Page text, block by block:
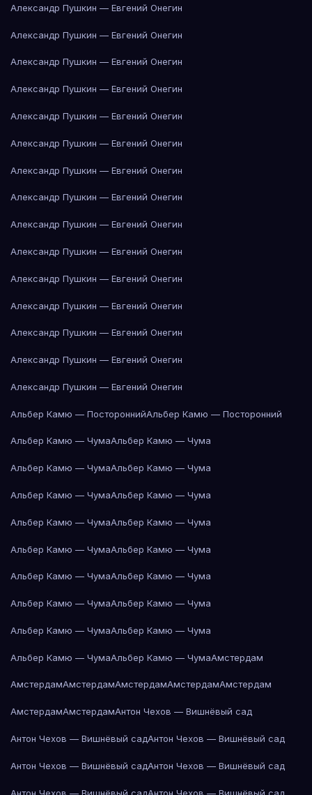
Александр Пушкин — Евгений Онегин
Александр Пушкин — Евгений Онегин
Александр Пушкин — Евгений Онегин
Александр Пушкин — Евгений Онегин
Александр Пушкин — Евгений Онегин
Александр Пушкин — Евгений Онегин
Александр Пушкин — Евгений Онегин
Александр Пушкин — Евгений Онегин
Александр Пушкин — Евгений Онегин
Александр Пушкин — Евгений Онегин
Александр Пушкин — Евгений Онегин
Александр Пушкин — Евгений Онегин
Александр Пушкин — Евгений Онегин
Александр Пушкин — Евгений Онегин
Александр Пушкин — Евгений Онегин
Альбер Камю — ПостороннийАльбер Камю — Посторонний
Альбер Камю — ЧумаАльбер Камю — Чума
Альбер Камю — ЧумаАльбер Камю — Чума
Альбер Камю — ЧумаАльбер Камю — Чума
Альбер Камю — ЧумаАльбер Камю — Чума
Альбер Камю — ЧумаАльбер Камю — Чума
Альбер Камю — ЧумаАльбер Камю — Чума
Альбер Камю — ЧумаАльбер Камю — Чума
Альбер Камю — ЧумаАльбер Камю — Чума
Альбер Камю — ЧумаАльбер Камю — ЧумаАмстердам
АмстердамАмстердамАмстердамАмстердамАмстердам
АмстердамАмстердамАнтон Чехов — Вишнёвый сад
Антон Чехов — Вишнёвый садАнтон Чехов — Вишнёвый сад
Антон Чехов — Вишнёвый садАнтон Чехов — Вишнёвый сад
Антон Чехов — Вишнёвый садАнтон Чехов — Вишнёвый сад